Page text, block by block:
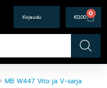
€0,00 0
MB W447 Vito ja V-sarja